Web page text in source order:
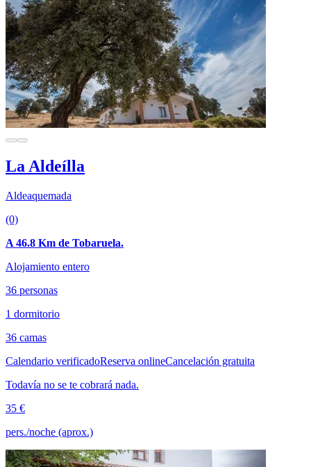
La Aldeílla
Aldeaquemada
(0)
A 46.8 Km de Tobaruela.
Alojamiento entero
36 personas
1 dormitorio
36 camas
Calendario verificadoReserva onlineCancelación gratuita
Todavía no se te cobrará nada.
35 €
pers./noche (aprox.)